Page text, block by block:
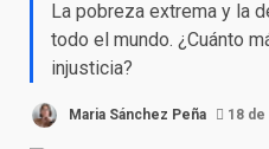
La pobreza extrema y la
todo el mundo. ¿Cuánto
injusticia?
Maria Sánchez Peña 18